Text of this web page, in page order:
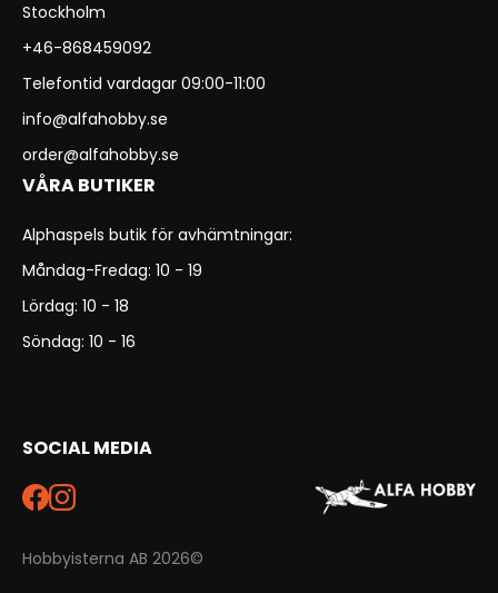
Stockholm
+46-868459092
Telefontid vardagar 09:00-11:00
info@alfahobby.se
order@alfahobby.se
VÅRA BUTIKER
Alphaspels butik för avhämtningar:
Måndag-Fredag: 10 - 19
Lördag: 10 - 18
Söndag: 10 - 16
SOCIAL MEDIA
Hobbyisterna AB 2026©